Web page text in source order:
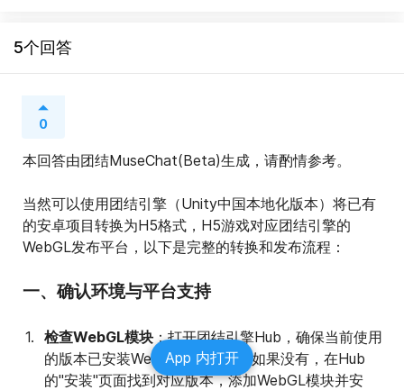
5个回答
0
本回答由团结MuseChat(Beta)生成，请酌情参考。
当然可以使用团结引擎（Unity中国本地化版本）将已有
的安卓项目转换为H5格式，H5游戏对应团结引擎的
WebGL发布平台，以下是完整的转换和发布流程：
一、确认环境与平台支持
检查WebGL模块 ：打开团结引擎Hub，确保当前使用
的版本已安装WebGL构建模块。如果没有，在Hub
的"安装"页面找到对应版本，添加WebGL模块并安
App 内打开